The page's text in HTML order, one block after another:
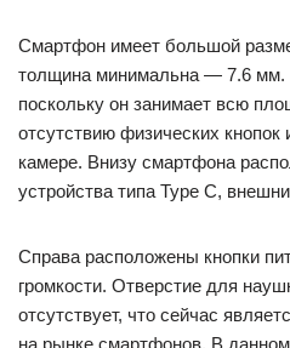
Смартфон имеет большой
толщина минимальна — 7.6 мм.
поскольку он занимает всю
отсутствию физических
камере. Внизу смартфона
устройства типа Type C,
Справа расположены кнопки
громкости. Отверстие для
отсутствует, что сейчас